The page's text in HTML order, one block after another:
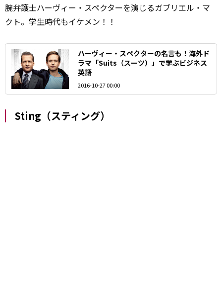
腕弁護士ハーヴィー・スペクターを演じるガブリエル・マ
クト。学生時代もイケメン！！
ハーヴィー・スペクターの名言も！海外ド
ラマ「Suits（スーツ）」で学ぶビジネス
英語
2016-10-27 00:00
Sting（スティング）